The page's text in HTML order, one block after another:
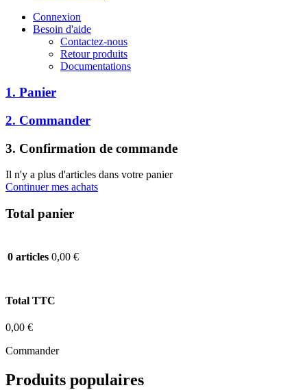
Connexion
Besoin d'aide
Contactez-nous
Retour produits
Documentations
1. Panier
2. Commander
3. Confirmation de commande
Il n'y a plus d'articles dans votre panier
Continuer mes achats
Total panier
0 articles 0,00 €
Total TTC
0,00 €
Commander
Produits populaires